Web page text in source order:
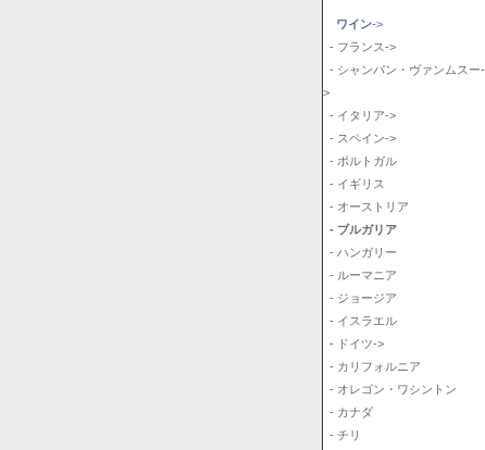
ワイン->
- フランス->
- シャンパン・ヴァンムスー-
>
- イタリア->
- スペイン->
- ポルトガル
- イギリス
- オーストリア
- ブルガリア
- ハンガリー
- ルーマニア
- ジョージア
- イスラエル
- ドイツ->
- カリフォルニア
- オレゴン・ワシントン
- カナダ
- チリ